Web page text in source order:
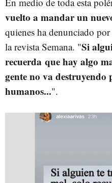
vuelto a mandar un
quienes ha denunciado
la revista Semana. "Si
recuerda que hay algo
gente no va destruyendo
humanos...".